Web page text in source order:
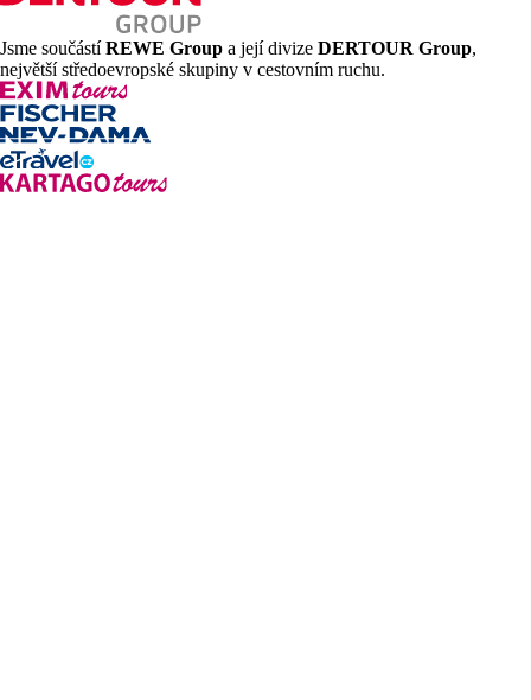
Jsme součástíREWE Group a její divize DERTOUR Group,
největší středoevropské skupiny v cestovním ruchu.